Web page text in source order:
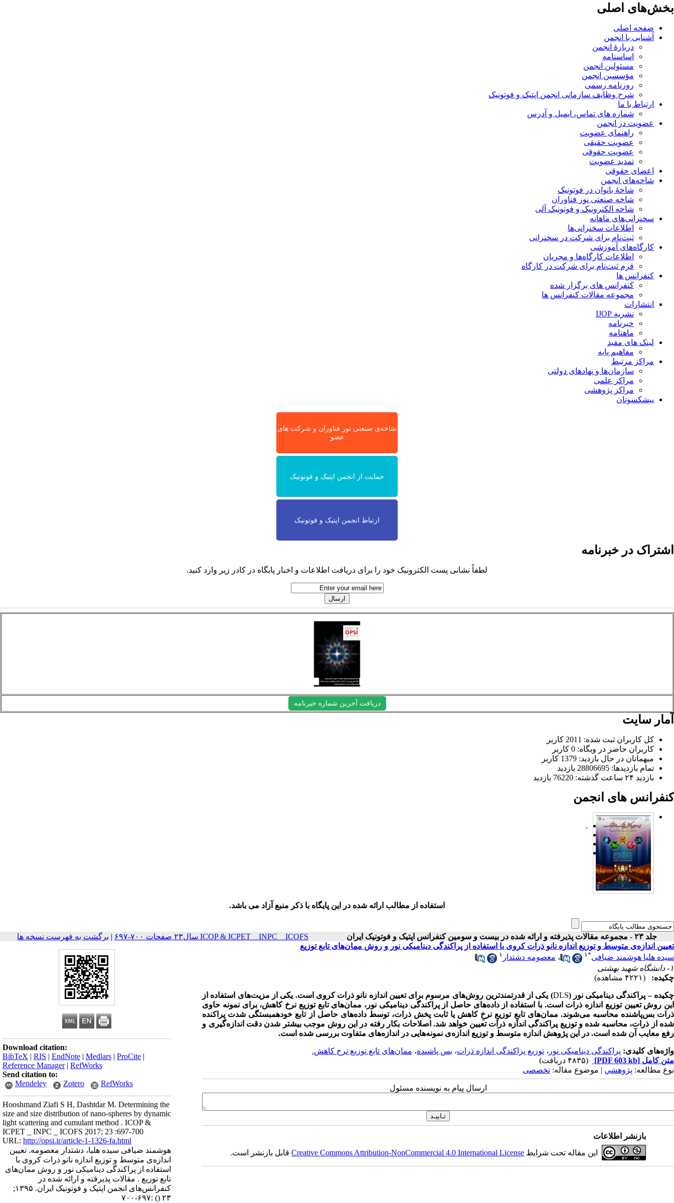
بخش‌های اصلی
صفحه اصلی
آشنایی با انجمن
دربارۀ انجمن
اساسنامه
مسئولین انجمن
مؤسسین انجمن
روزنامه رسمی
شرح وظایف سازمانی انجمن اپتیک و فوتونیک
ارتباط با ما
شماره های تماس، ایمیل و آدرس
عضویت در انجمن
راهنمای عضویت
عضویت حقیقی
عضویت حقوقی
تمدید عضویت
اعضای حقوقی
شاخه‌های انجمن
شاخۀ بانوان در فوتونیک
شاخه صنعتی نور فناوران
شاخه‌ الکترونیک و فوتونیک آلی
سخنرانی‌های ماهانه
اطلاعات سخنرانی‌‌ها
ثبت‌نام برای شرکت در سخنرانی
کارگاه‌های آموزشی
اطلاعات کارگاه‌ها و مجریان
فرم ثبت‌نام برای شرکت در کارگاه
کنفرانس ها
کنفرانس های برگزار شده
مجموعه مقالات کنفرانس ها
انتشارات
نشریه IJOP
خبرنامه
ماهنامه
لینک های مفید
مفاهیم پایه
مراکز مرتبط
سازمان‌ها و نهادهای دولتی
مراکز علمی
مراکز پژوهشی
پیشکسوتان
شاخه‌ی صنعتی نور فناوران و شرکت های
عضو
حمایت از انجمن اپتیک و فوتونیک
ارتباط انجمن اپتیک و فوتونیک
اشتراک در خبرنامه
لطفاً نشانی پست الکترونیک خود را برای دریافت اطلاعات و اخبار پایگاه در کادر زیر وارد کنید.
دریافت آخرین شماره خبرنامه
آمار سایت
کل کاربران ثبت شده: 2011 کاربر
کاربران حاضر در وبگاه: 0 کاربر
میهمانان در حال بازدید: 1379 کاربر
تمام بازدید‌ها: 28806695 بازدید
بازدید ۲۴ ساعت گذشته: 76220 بازدید
کنفرانس های انجمن
.
استفاده از مطالب ارائه شده در این پایگاه با ذکر منبع آزاد می باشد.
جلد ۲۳ - مجموعه مقالات پذیرفته و ارائه شده در بیست و سومین کنفرانس اپتیک و فوتونیک ایران ICOP & ICPET _ INPC _ ICOFS سال۲۳ صفحات ۷۰۰-۶۹۷ | برگشت به فهرست نسخه ها
Download citation:
BibTeX | RIS | EndNote | Medlars | ProCite |
Reference Manager| RefWorks
Send citation to:
Mendeley
Zotero RefWorks
Hooshmand Ziafi S H, Dashtdar M. Determining the
size and size distribution of nano-spheres by dynamic
light scattering and cumulant method . ICOP &
ICPET _ INPC _ ICOFS 2017; 23 :697-700
URL: http://opsi.ir/article-1-1326-fa.html
هوشمند ضیافی سیده هلیا، دشتدار معصومه. تعیین
اندازه‌ی متوسط و توزیع اندازه نانو ذرات کروی با
استفاده از پراکندگی دینامیکی نور و روش ممان‌های
تابع توزیع . مقالات پذیرفته و ارائه شده در
کنفرانس‌های انجمن اپتیک و فوتونیک ایران. ۱۳۹۵;
۲۳ () :۶۹۷-۷۰۰
تعیین اندازه‌ی متوسط و توزیع اندازه نانو ذرات کروی با استفاده از پراکندگی دینامیکی نور و روش ممان‌های تابع توزیع
سیده هلیا هوشمند ضیافی*۱ ، معصومه دشتدار ۱
۱- دانشگاه شهید بهشتی
چکیده:
(۴۲۲۱ مشاهده)
چکیده–پراکندگی دینامیکی نور (DLS) یکی از قدرتمند‌ترین روش‌های مرسوم برای تعیین اندازه نانو ذرات کروی است. یکی از مزیت‌های استفاده از
این روش تعیین توزیع اندازه ذرات است. با استفاده از داده‌های حاصل از پراکندگی دینامیکی نور، ممان‌های تابع توزیع نرخ کاهش، برای نمونه حاوی
ذرات بس‌پاشنده محاسبه می‌شوند. ممان‌های تابعِ توزیعِ نرخِ کاهش یا ثابت پخش ذرات، توسط داده‌های حاصل از تابع خودهمبستگی شدت پراکنده
شده از ذرات، محاسبه شده و توزیع پراکندگی اندازه ذرات تعیین خواهد شد. اصلاحات بکار رفته در این روش موجب بیشتر شدن دقت اندازه‌گیری و
رفع معایب آن شده است. در این پژوهش اندازه متوسط و توزیع اندازه‌ی نمونه‌هایی در اندازه‌های متفاوت بررسی شده است.
واژه‌های کلیدی: پراکندگی دینامیکی نور ، توزیع پراکندگی اندازه ذرات، بس پاشنده، ممان‌های تابع توزیع نرخ کاهش.
متن کامل [PDF 603 kb]
(۴۸۳۵ دریافت)
نوع مطالعه: پژوهشي | موضوع مقاله: تخصصی
ارسال پیام به نویسنده مسئول
بازنشر اطلاعات
این مقاله تحت شرایط Creative Commons Attribution-NonCommercial 4.0 International Licenseقابل بازنشر است.